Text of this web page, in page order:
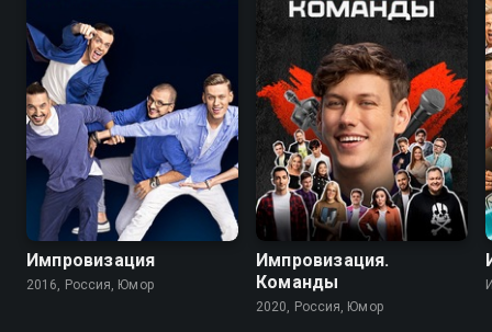
Импровизация
2016, Россия, Юмор
Импровизация.
Команды
2020, Россия, Юмор